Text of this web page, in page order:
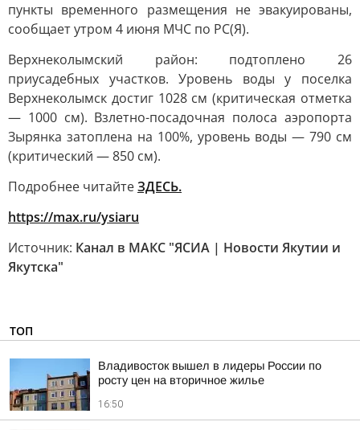
пункты временного размещения не эвакуированы,
сообщает утром 4 июня МЧС по РС(Я).
Верхнеколымский район: подтоплено 26
приусадебных участков. Уровень воды у поселка
Верхнеколымск достиг 1028 см (критическая отметка
— 1000 см). Взлетно-посадочная полоса аэропорта
Зырянка затоплена на 100%, уровень воды — 790 см
(критический — 850 см).
Подробнее читайтеЗДЕСЬ.
https://max.ru/ysiaru
Источник: Канал в МАКС "ЯСИА | Новости Якутии и
Якутска"
ТОП
Владивосток вышел в лидеры России по
росту цен на вторичное жилье
16:50